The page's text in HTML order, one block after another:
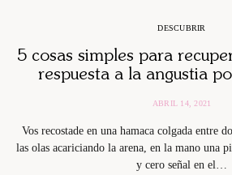
DESCUBRIR
5 cosas simples para
respuesta a la angustia
ABRIL 14, 2021
Vos recostade en una hamaca colgada entre
las olas acariciando la arena, en la mano una
y cero señal en el…